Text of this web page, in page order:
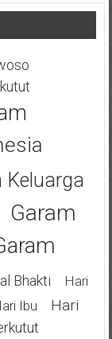
Keluarga
Garam
Bhakti
Hari
Ibu
Hari